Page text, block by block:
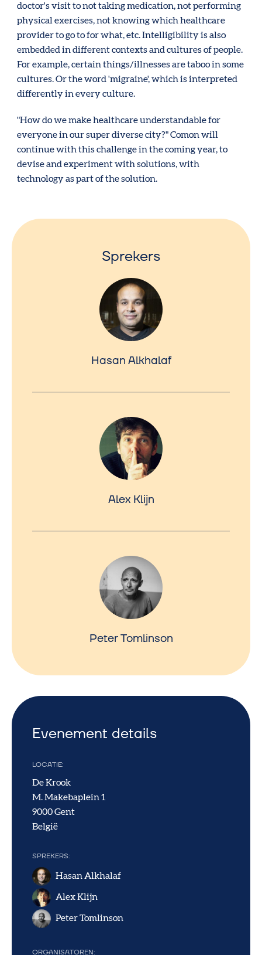
doctor's visit to not taking medication, not performing
physical exercises, not knowing which healthcare
provider to go to for what, etc. Intelligibility is also
embedded in different contexts and cultures of people.
For example, certain things/illnesses are taboo in some
cultures. Or the word 'migraine', which is interpreted
differently in every culture.
"How do we make healthcare understandable for
everyone in our super diverse city?" Comon will
continue with this challenge in the coming year, to
devise and experiment with solutions, with
technology as part of the solution.
Sprekers
Hasan Alkhalaf
Alex Klijn
Peter Tomlinson
Evenement details
LOCATIE
De Krook
M. Makebaplein 1
9000 Gent
België
SPREKERS
Hasan Alkhalaf
Alex Klijn
Peter Tomlinson
ORGANISATOREN